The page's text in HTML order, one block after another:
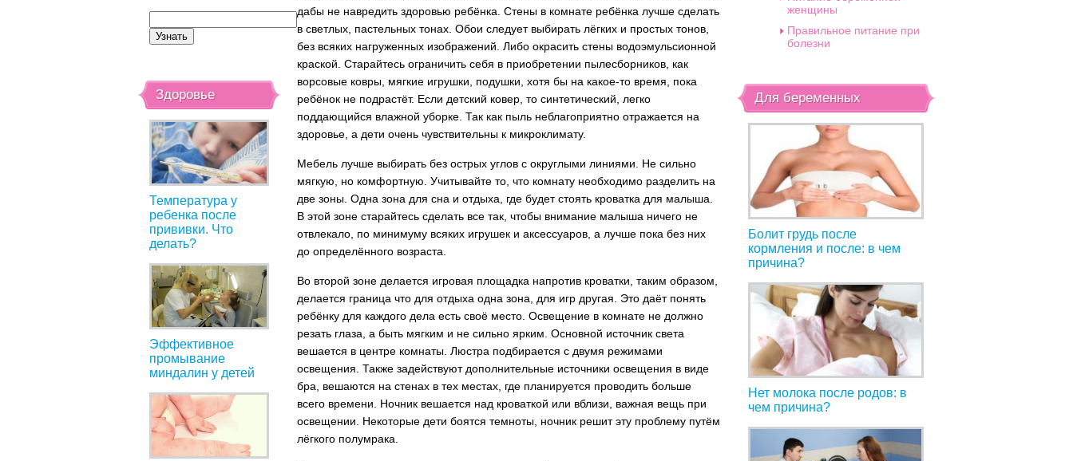
дабы не навредить здоровью ребёнка. Стены в комнате ребёнка лучше сделать
в светлых, пастельных тонах. Обои следует выбирать лёгких и простых тонов,
без всяких нагруженных изображений. Либо окрасить стены водоэмульсионной
краской. Старайтесь ограничить себя в приобретении пылесборников, как
ворсовые ковры, мягкие игрушки, подушки, хотя бы на какое-то время, пока
ребёнок не подрастёт. Если детский ковер, то синтетический, легко
поддающийся влажной уборке. Так как пыль неблагоприятно отражается на
здоровье, а дети очень чувствительны к микроклимату.
Мебель лучше выбирать без острых углов с округлыми линиями. Не сильно
мягкую, но комфортную. Учитывайте то, что комнату необходимо разделить на
две зоны. Одна зона для сна и отдыха, где будет стоять кроватка для малыша.
В этой зоне старайтесь сделать все так, чтобы внимание малыша ничего не
отвлекало, по минимуму всяких игрушек и аксессуаров, а лучше пока без них
до определённого возраста.
Во второй зоне делается игровая площадка напротив кроватки, таким образом,
делается граница что для отдыха одна зона, для игр другая. Это даёт понять
ребёнку для каждого дела есть своё место. Освещение в комнате не должно
резать глаза, а быть мягким и не сильно ярким. Основной источник света
вешается в центре комнаты. Люстра подбирается с двумя режимами
освещения. Также задействуют дополнительные источники освещения в виде
бра, вешаются на стенах в тех местах, где планируется проводить больше
всего времени. Ночник вешается над кроваткой или вблизи, важная вещь при
освещении. Некоторые дети боятся темноты, ночник решит эту проблему путём
лёгкого полумрака.
Здоровье
Температура у
ребенка после
прививки. Что
делать?
Эффективное
промывание
миндалин у детей
женщины
Правильное питание при
болезни
Для беременных
Болит грудь после
кормления и после: в чем
причина?
Нет молока после родов: в
чем причина?